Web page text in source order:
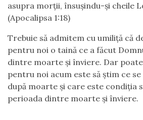
asupra morții, însușindu-și cheile
(Apocalipsa 1:18)
Trebuie să admitem cu umiliță că
pentru noi o taină ce a făcut
dintre moarte și înviere. Dar
pentru noi acum este să știm ce
după moarte și care este condiția
perioada dintre moarte și înviere.